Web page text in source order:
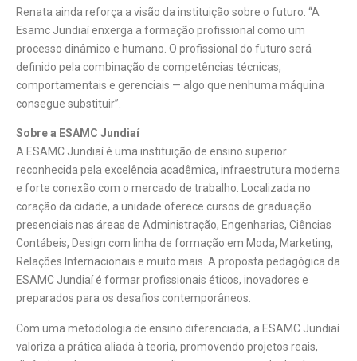
Renata ainda reforça a visão da instituição sobre o futuro. “A
Esamc Jundiaí enxerga a formação profissional como um
processo dinâmico e humano. O profissional do futuro será
definido pela combinação de competências técnicas,
comportamentais e gerenciais — algo que nenhuma máquina
consegue substituir”.
Sobre a ESAMC Jundiaí
A ESAMC Jundiaí é uma instituição de ensino superior
reconhecida pela excelência acadêmica, infraestrutura moderna
e forte conexão com o mercado de trabalho. Localizada no
coração da cidade, a unidade oferece cursos de graduação
presenciais nas áreas de Administração, Engenharias, Ciências
Contábeis, Design com linha de formação em Moda, Marketing,
Relações Internacionais e muito mais. A proposta pedagógica da
ESAMC Jundiaí é formar profissionais éticos, inovadores e
preparados para os desafios contemporâneos.
Com uma metodologia de ensino diferenciada, a ESAMC Jundiaí
valoriza a prática aliada à teoria, promovendo projetos reais,